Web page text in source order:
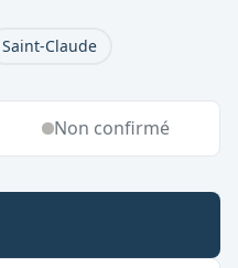
Saint-Claude
Non confirmé